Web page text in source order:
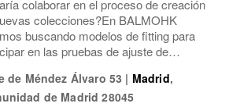
colaborar en el proceso de creación
colecciones?En BALMOHK
buscando modelos de fitting para
en las pruebas de ajuste de
clave del desarrollo de producto y nos
a...
de Méndez Álvaro 53 | Madrid,
de Madrid 28045